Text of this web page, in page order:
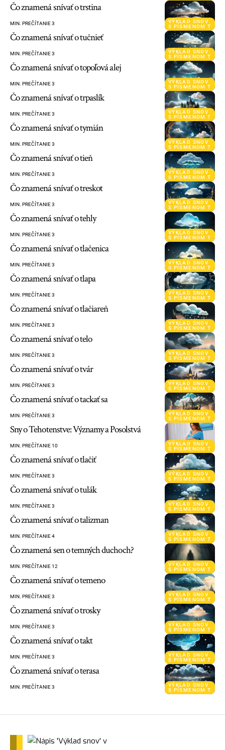
VÝKLAD SNOV
S PÍSMENOM T
Čo znamená snívať o trstina
MIN. PREČÍTANIE 3
VÝKLAD SNOV
S PÍSMENOM T
Čo znamená snívať o tučnieť
MIN. PREČÍTANIE 3
VÝKLAD SNOV
S PÍSMENOM T
Čo znamená snívať o topoľová alej
MIN. PREČÍTANIE 3
VÝKLAD SNOV
S PÍSMENOM T
Čo znamená snívať o trpaslík
MIN. PREČÍTANIE 3
VÝKLAD SNOV
S PÍSMENOM T
Čo znamená snívať o tymián
MIN. PREČÍTANIE 3
VÝKLAD SNOV
S PÍSMENOM T
Čo znamená snívať o tieň
MIN. PREČÍTANIE 3
VÝKLAD SNOV
S PÍSMENOM T
Čo znamená snívať o treskot
MIN. PREČÍTANIE 3
VÝKLAD SNOV
S PÍSMENOM T
Čo znamená snívať o tehly
MIN. PREČÍTANIE 3
VÝKLAD SNOV
S PÍSMENOM T
Čo znamená snívať o tlačenica
MIN. PREČÍTANIE 3
VÝKLAD SNOV
S PÍSMENOM T
Čo znamená snívať o tlapa
MIN. PREČÍTANIE 3
VÝKLAD SNOV
S PÍSMENOM T
Čo znamená snívať o tlačiareň
MIN. PREČÍTANIE 3
VÝKLAD SNOV
S PÍSMENOM T
Čo znamená snívať o telo
MIN. PREČÍTANIE 3
VÝKLAD SNOV
S PÍSMENOM T
Čo znamená snívať o tvár
MIN. PREČÍTANIE 3
VÝKLAD SNOV
S PÍSMENOM T
Čo znamená snívať o tackať sa
MIN. PREČÍTANIE 3
VÝKLAD SNOV
S PÍSMENOM T
Sny o Tehotenstve: Významy a Posolstvá
MIN. PREČÍTANIE 10
VÝKLAD SNOV
S PÍSMENOM T
Čo znamená snívať o tlačiť
MIN. PREČÍTANIE 3
VÝKLAD SNOV
S PÍSMENOM T
Čo znamená snívať o tulák
MIN. PREČÍTANIE 3
VÝKLAD SNOV
S PÍSMENOM T
Čo znamená snívať o talizman
MIN. PREČÍTANIE 4
VÝKLAD SNOV
S PÍSMENOM T
Čo znamená sen o temných duchoch?
MIN. PREČÍTANIE 12
VÝKLAD SNOV
S PÍSMENOM T
Čo znamená snívať o temeno
MIN. PREČÍTANIE 3
VÝKLAD SNOV
S PÍSMENOM T
Čo znamená snívať o trosky
MIN. PREČÍTANIE 3
VÝKLAD SNOV
S PÍSMENOM T
Čo znamená snívať o takt
MIN. PREČÍTANIE 3
VÝKLAD SNOV
S PÍSMENOM T
Čo znamená snívať o terasa
MIN. PREČÍTANIE 3